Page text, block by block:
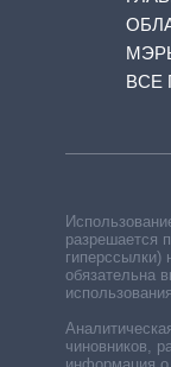
ВСЕ
разрешается
гиперссылки)
обязательна
чиновников,